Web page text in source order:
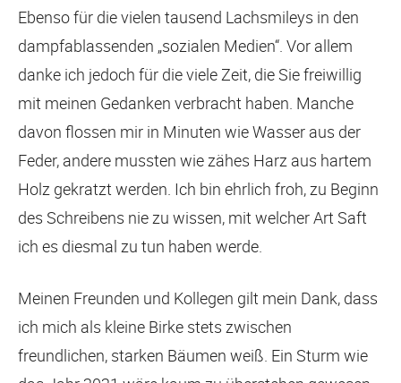
Ebenso für die vielen tausend Lachsmileys in den
dampfablassenden „sozialen Medien“. Vor allem
danke ich jedoch für die viele Zeit, die Sie freiwillig
mit meinen Gedanken verbracht haben. Manche
davon flossen mir in Minuten wie Wasser aus der
Feder, andere mussten wie zähes Harz aus hartem
Holz gekratzt werden. Ich bin ehrlich froh, zu Beginn
des Schreibens nie zu wissen, mit welcher Art Saft
ich es diesmal zu tun haben werde.
Meinen Freunden und Kollegen gilt mein Dank, dass
ich mich als kleine Birke stets zwischen
freundlichen, starken Bäumen weiß. Ein Sturm wie